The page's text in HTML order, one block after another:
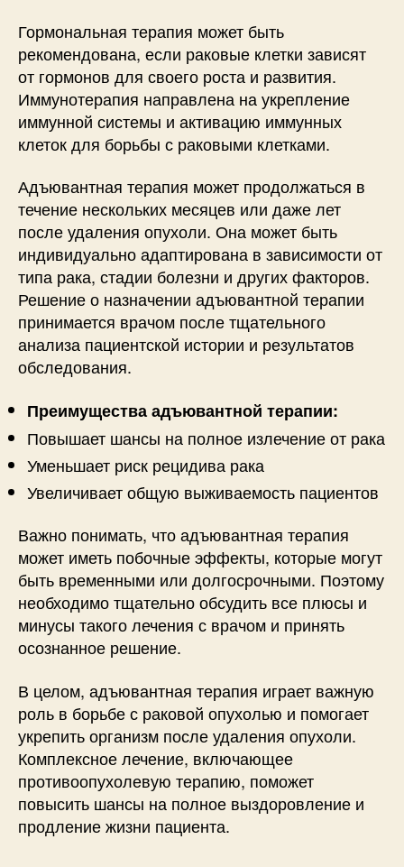
Гормональная терапия может быть
рекомендована, если раковые клетки зависят
от гормонов для своего роста и развития.
Иммунотерапия направлена на укрепление
иммунной системы и активацию иммунных
клеток для борьбы с раковыми клетками.
Адъювантная терапия может продолжаться в
течение нескольких месяцев или даже лет
после удаления опухоли. Она может быть
индивидуально адаптирована в зависимости от
типа рака, стадии болезни и других факторов.
Решение о назначении адъювантной терапии
принимается врачом после тщательного
анализа пациентской истории и результатов
обследования.
Преимущества адъювантной терапии:
Повышает шансы на полное излечение от рака
Уменьшает риск рецидива рака
Увеличивает общую выживаемость пациентов
Важно понимать, что адъювантная терапия
может иметь побочные эффекты, которые могут
быть временными или долгосрочными. Поэтому
необходимо тщательно обсудить все плюсы и
минусы такого лечения с врачом и принять
осознанное решение.
В целом, адъювантная терапия играет важную
роль в борьбе с раковой опухолью и помогает
укрепить организм после удаления опухоли.
Комплексное лечение, включающее
противоопухолевую терапию, поможет
повысить шансы на полное выздоровление и
продление жизни пациента.